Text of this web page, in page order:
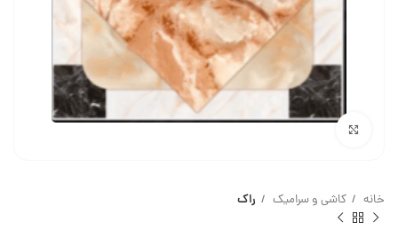
بزرگنمایی تصویر
خانه کاشی و سرامیک راک